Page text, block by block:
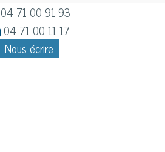
04 71 00 91 93
04 71 00 11 17
Nous écrire